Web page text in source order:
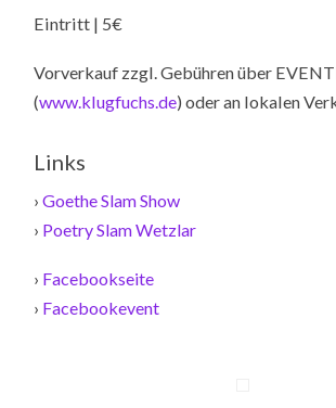
Eintritt | 5€
Vorverkauf zzgl. Gebühren über
(www.klugfuchs.de) oder an lokalen
Links
›Goethe Slam Show
› Poetry Slam Wetzlar
› Facebookseite
› Facebookevent